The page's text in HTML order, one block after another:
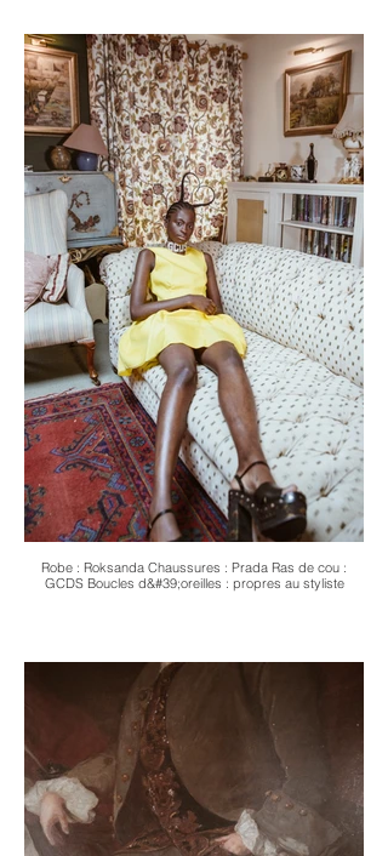
Robe : Roksanda Chaussures : Prada Ras de cou :
GCDS Boucles d&#39;oreilles : propres au styliste